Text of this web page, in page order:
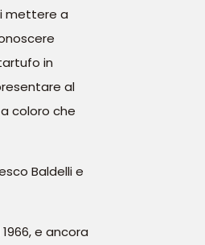
mettere a
in
al
coloro che
Baldelli e
e ancora